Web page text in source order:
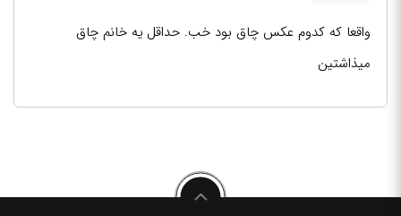
واقعا که کدوم عکس چاق بود خب. حداقل یه خانم چاق
میذاشتین